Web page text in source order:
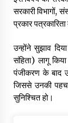
सरकारी विभागों,
प्रकार
उन्होंने सुझाव
संहिता) लागू
पंजीकरण के बाद
जिससे उनकी
सुनिश्चित हो।